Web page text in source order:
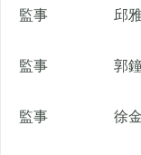
監事 邱
監事 郭
監事 徐